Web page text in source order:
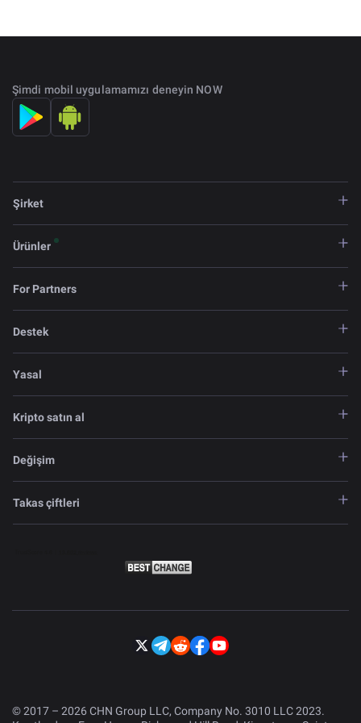
Şimdi mobil uygulamamızı deneyin NOW
Şirket
Ürünler
For Partners
Destek
Yasal
Kripto satın al
Değişim
Takas çiftleri
© 2017 – 2026 CHN Group LLC, Company No. 3010 LLC 2023.